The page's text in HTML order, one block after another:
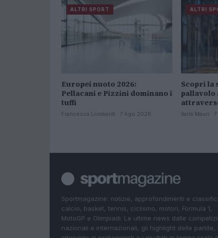
ALTRI SPORT
Europei nuoto 2026:
Pellacani e Pizzini dominano i
tuffi
Francesca Lombardi · 7 Ago 2026
ALTRI
Scopri la
pallavolo
Ilaria Mauri ·
Sportmagazine: notizie, approfondimenti e
calcio, basket, tennis, ciclismo, motori, Formula 1,
MotoGP e Olimpiadi. Le ultime news dalle
nazionali e internazionali, gli highlight delle partite,